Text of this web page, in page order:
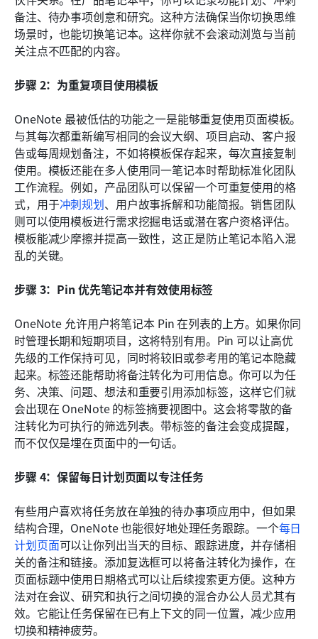
备注、待办事项创意和研究。这种方法确保当你切换思维
场景时，也能切换笔记本。这样你就不会滚动浏览与当前
关注点不匹配的内容。
步骤 2：为重复项目使用模板
OneNote 最被低估的功能之一是能够重复使用页面模板。
与其每次都重新编写相同的会议大纲、项目启动、客户报
告或每周规划备注，不如将模板保存起来，每次直接复制
使用。模板还能在多人使用同一笔记本时帮助标准化团队
工作流程。例如，产品团队可以保留一个可重复使用的格
式，用于冲刺规划、用户故事拆解和功能简报。销售团队
则可以使用模板进行需求挖掘电话或潜在客户资格评估。
模板能减少摩擦并提高一致性，这正是防止笔记本陷入混
乱的关键。
步骤 3：Pin 优先笔记本并有效使用标签
OneNote 允许用户将笔记本 Pin 在列表的上方。如果你同
时管理长期和短期项目，这将特别有用。Pin 可以让高优
先级的工作保持可见，同时将较旧或参考用的笔记本隐藏
起来。标签还能帮助将备注转化为可用信息。你可以为任
务、决策、问题、想法和重要引用添加标签，这样它们就
会出现在 OneNote 的标签摘要视图中。这会将零散的备
注转化为可执行的筛选列表。带标签的备注会变成提醒，
而不仅仅是埋在页面中的一句话。
步骤 4：保留每日计划页面以专注任务
有些用户喜欢将任务放在单独的待办事项应用中，但如果
结构合理，OneNote 也能很好地处理任务跟踪。一个每日
计划页面可以让你列出当天的目标、跟踪进度，并存储相
关的备注和链接。添加复选框可以将备注转化为操作，在
页面标题中使用日期格式可以让后续搜索更方便。这种方
法对在会议、研究和执行之间切换的混合办公人员尤其有
效。它能让任务保留在已有上下文的同一位置，减少应用
切换和精神疲劳。